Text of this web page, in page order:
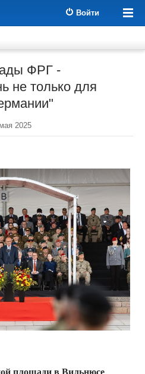
Войти
ФРГ -
не только для
2025